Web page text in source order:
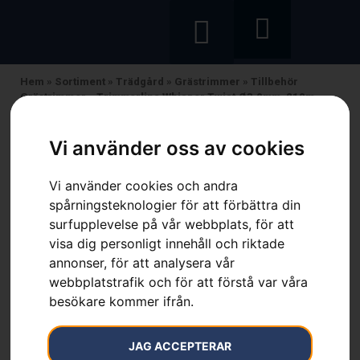
Vi använder oss av cookies
Vi använder cookies och andra
spårningsteknologier för att förbättra din
surfupplevelse på vår webbplats, för att
visa dig personligt innehåll och riktade
annonser, för att analysera vår
webbplatstrafik och för att förstå var våra
besökare kommer ifrån.
JAG ACCEPTERAR
Hem » Sortiment » Trädgård » Grästrimmer » Tillbehör
Grästrimmer»Trimmerlina Whisper Twist Ø3,0mm, 210m
Trimmerlina Whisper Twist
Ø3,0mm, 210m
Artikelnummer: 597669142
Kategorier:
Grästrimmer ,Tillbehör Grästrimmer,
Trädgård,Trimmertråd
999